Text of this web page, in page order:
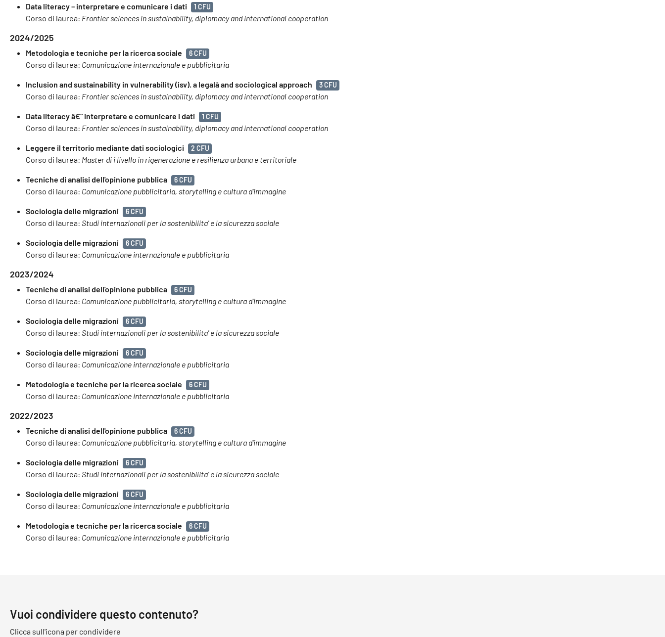
Data literacy – interpretare e comunicare i dati 1 CFU
Corso di laurea: Frontier sciences in sustainability, diplomacy and international cooperation
2024/2025
Metodologia e tecniche per la ricerca sociale 6 CFU
Corso di laurea: Comunicazione internazionale e pubblicitaria
Inclusion and sustainability in vulnerability (isv). a legalâ and sociological approach 3 CFU
Corso di laurea: Frontier sciences in sustainability, diplomacy and international cooperation
Data literacy â€“ interpretare e comunicare i dati 1 CFU
Corso di laurea: Frontier sciences in sustainability, diplomacy and international cooperation
Leggere il territorio mediante dati sociologici 2 CFU
Corso di laurea: Master di i livello in rigenerazione e resilienza urbana e territoriale
Tecniche di analisi dell'opinione pubblica 6 CFU
Corso di laurea: Comunicazione pubblicitaria, storytelling e cultura d'immagine
Sociologia delle migrazioni 6 CFU
Corso di laurea: Studi internazionali per la sostenibilita' e la sicurezza sociale
Sociologia delle migrazioni 6 CFU
Corso di laurea: Comunicazione internazionale e pubblicitaria
2023/2024
Tecniche di analisi dell'opinione pubblica 6 CFU
Corso di laurea: Comunicazione pubblicitaria, storytelling e cultura d'immagine
Sociologia delle migrazioni 6 CFU
Corso di laurea: Studi internazionali per la sostenibilita' e la sicurezza sociale
Sociologia delle migrazioni 6 CFU
Corso di laurea: Comunicazione internazionale e pubblicitaria
Metodologia e tecniche per la ricerca sociale 6 CFU
Corso di laurea: Comunicazione internazionale e pubblicitaria
2022/2023
Tecniche di analisi dell'opinione pubblica 6 CFU
Corso di laurea: Comunicazione pubblicitaria, storytelling e cultura d'immagine
Sociologia delle migrazioni 6 CFU
Corso di laurea: Studi internazionali per la sostenibilita' e la sicurezza sociale
Sociologia delle migrazioni 6 CFU
Corso di laurea: Comunicazione internazionale e pubblicitaria
Metodologia e tecniche per la ricerca sociale 6 CFU
Corso di laurea: Comunicazione internazionale e pubblicitaria
Vuoi condividere questo contenuto?
Clicca sull'icona per condividere